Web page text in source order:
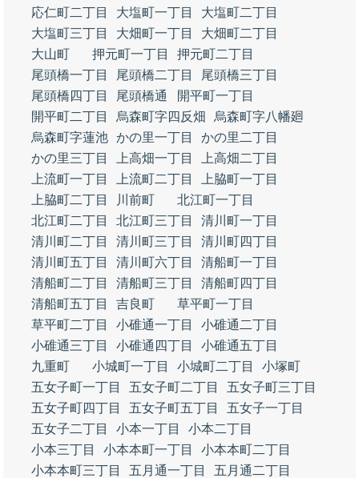
応仁町二丁目
大塩町一丁目
大塩町二丁目
大塩町三丁目
大畑町一丁目
大畑町二丁目
大山町
押元町一丁目
押元町二丁目
尾頭橋一丁目
尾頭橋二丁目
尾頭橋三丁目
尾頭橋四丁目
尾頭橋通
開平町一丁目
開平町二丁目
烏森町字四反畑
烏森町字八幡廻
烏森町字蓮池 かの里一丁目
かの里二丁目
かの里三丁目
上高畑一丁目
上高畑二丁目
上流町一丁目
上流町二丁目
上脇町一丁目
上脇町二丁目
川前町
北江町一丁目
北江町二丁目
北江町三丁目
清川町一丁目
清川町二丁目
清川町三丁目
清川町四丁目
清川町五丁目
清川町六丁目
清船町一丁目
清船町二丁目
清船町三丁目
清船町四丁目
清船町五丁目
吉良町
草平町一丁目
草平町二丁目
小碓通一丁目
小碓通二丁目
小碓通三丁目
小碓通四丁目
小碓通五丁目
九重町
小城町一丁目 小城町二丁目
小塚町
五女子町一丁目
五女子町二丁目
五女子町三丁目
五女子町四丁目
五女子町五丁目
五女子一丁目
五女子二丁目
小本一丁目
小本二丁目
小本三丁目
小本本町一丁目
小本本町二丁目
小本本町三丁目
五月通一丁目
五月通二丁目